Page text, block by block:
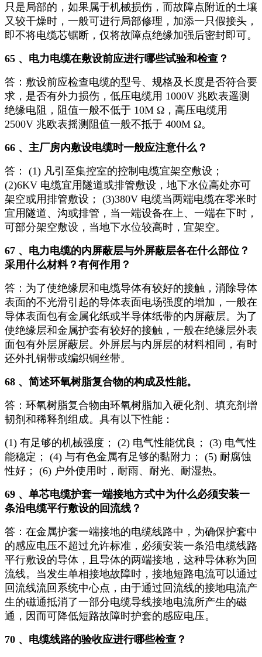
只是局部的，如果属于机械损伤，而故障点附近的土壤
又较干燥时，一般可进行局部修理，加添一只假接头，
即不将电缆芯锯断，仅将故障点绝缘加强后密封即可。
65 、电力电缆在敷设前应进行哪些试验和检查？
答：敷设前应检查电缆的型号、规格及长度是否符合要
求，是否有外力损伤，低压电缆用 1000V 兆欧表遥测
绝缘电阻，阻值一般不低于 10M Ω，高压电缆用
2500V 兆欧表摇测阻值一般不抵于 400M Ω。
66 、主厂房内敷设电缆时一般应注意什么？
答： (1) 凡引至集控室的控制电缆宜架空敷设；
(2)6KV 电缆宜用隧道或排管敷设，地下水位高处亦可
架空或用排管敷设； (3)380V 电缆当两端电缆在零米时
宜用隧道、沟或排管，当一端设备在上、一端在下时，
可部分架空敷设，当地下水位较高时，宜架空。
67 、电力电缆的内屏蔽层与外屏蔽层各在什么部位？
采用什么材料？有何作用？
答：为了使绝缘层和电缆导体有较好的接触，消除导体
表面的不光滑引起的导体表面电场强度的增加，一般在
导体表面包有金属化纸或半导体纸带的内屏蔽层。为了
使绝缘层和金属护套有较好的接触，一般在绝缘层外表
面包有外层屏蔽层。外屏层与内屏层的材料相同，有时
还外扎铜带或编织铜丝带。
68 、简述环氧树脂复合物的构成及性能。
答：环氧树脂复合物由环氧树脂加入硬化剂、填充剂增
韧剂和稀释剂组成。具有以下性能：
(1) 有足够的机械强度； (2) 电气性能优良； (3) 电气性
能稳定； (4) 与有色金属有足够的黏附力； (5) 耐腐蚀
性好； (6) 户外使用时，耐雨、耐光、耐湿热。
69 、单芯电缆护套一端接地方式中为什么必须安装一
条沿电缆平行敷设的回流线？
答：在金属护套一端接地的电缆线路中，为确保护套中
的感应电压不超过允许标准，必须安装一条沿电缆线路
平行敷设的导体，且导体的两端接地，这种导体称为回
流线。当发生单相接地故障时，接地短路电流可以通过
回流线流回系统中心点，由于通过回流线的接地电流产
生的磁通抵消了一部分电缆导线接地电流所产生的磁
通，因而可降低短路故障时护套的感应电压。
70 、电缆线路的验收应进行哪些检查？